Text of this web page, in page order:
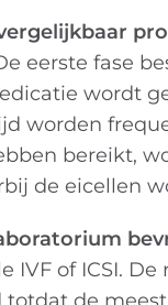
eerste fase
wordt
worden
bereikt,
de eicellen
IVF of ICSI.